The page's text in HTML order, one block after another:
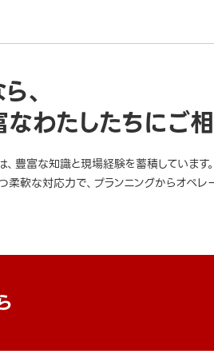
、
わたしたちにご
豊富な知識と現場経験を蓄積しています。
軟な対応力で、プランニングからオペレ